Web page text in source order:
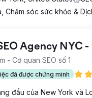
Chăm sóc sức khỏe &
Agency NYC
- Cơ quan SEO số 1
đã được chứng minh
đầu của New York và